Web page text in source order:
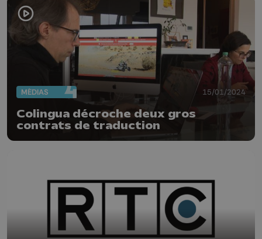
MÉDIAS 15/01/2024
Colingua décroche deux gros
contrats de traduction